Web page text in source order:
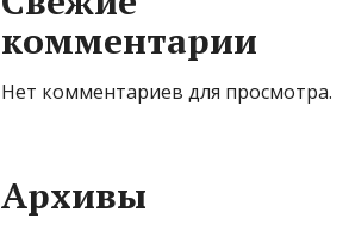
комментарии
Нет комментариев для просмотра.
Архивы